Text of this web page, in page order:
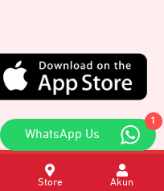
1
WhatsApp Us
Store Akun